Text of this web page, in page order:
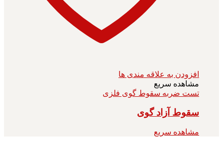
افزودن به علاقه مندی ها
مشاهده سریع
تست ضربه سقوط گوی فلزی
سقوط آزاد گوی
مشاهده سریع